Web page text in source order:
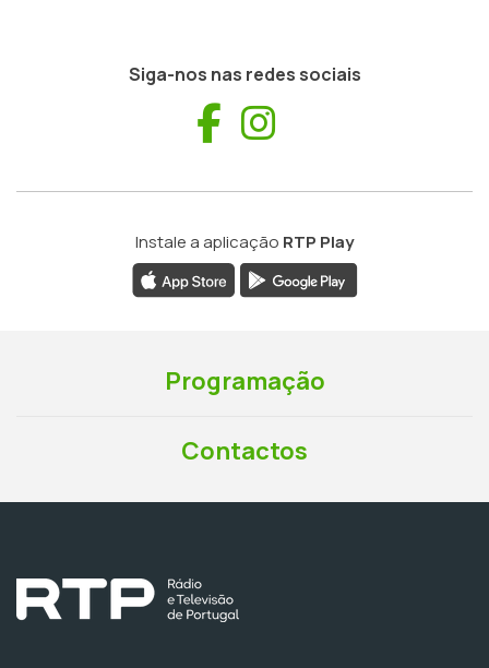
Siga-nos nas redes sociais
Facebook
Instale a aplicação RTP Play
Programação
Contactos